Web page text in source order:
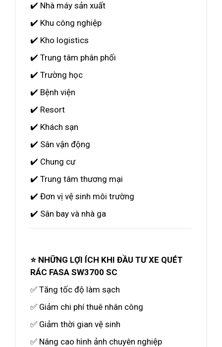
✔️ Nhà máy sản xuất
✔️ Khu công nghiệp
✔️ Kho logistics
✔️ Trung tâm phân phối
✔️ Trường học
✔️ Bệnh viện
✔️ Resort
✔️ Khách sạn
✔️ Sân vận động
✔️ Chung cư
✔️ Trung tâm thương mại
✔️ Đơn vị vệ sinh môi trường
✔️ Sân bay và nhà ga
⭐ NHỮNG LỢI ÍCH KHI ĐẦU TƯ XE QUÉT
RÁC FASA SW3700 SC
✅ Tăng tốc độ làm sạch
✅ Giảm chi phí thuê nhân công
✅ Giảm thời gian vệ sinh
✅ Nâng cao hình ảnh chuyên nghiệp